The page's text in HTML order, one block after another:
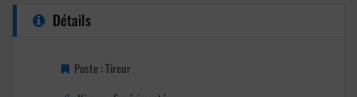
Age : 26 ans
Détails
Poste : Tireur